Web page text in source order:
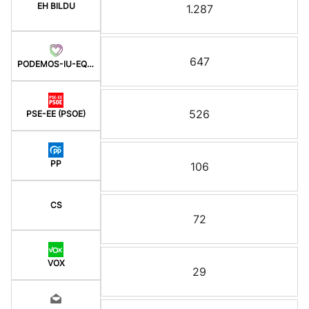
EH BILDU
PODEMOS-IU-EQUO BERD
PSE-EE (PSOE)
PP
CS
VOX
1.287
647
526
106
72
29